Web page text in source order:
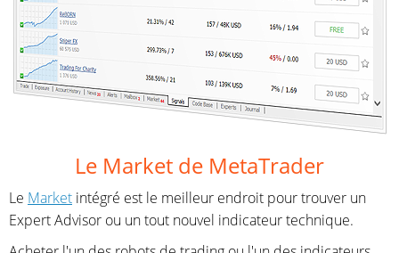
Le Market de MetaTrader
Le Market intégré est le meilleur endroit pour trouver un
Expert Advisor ou un tout nouvel indicateur technique.